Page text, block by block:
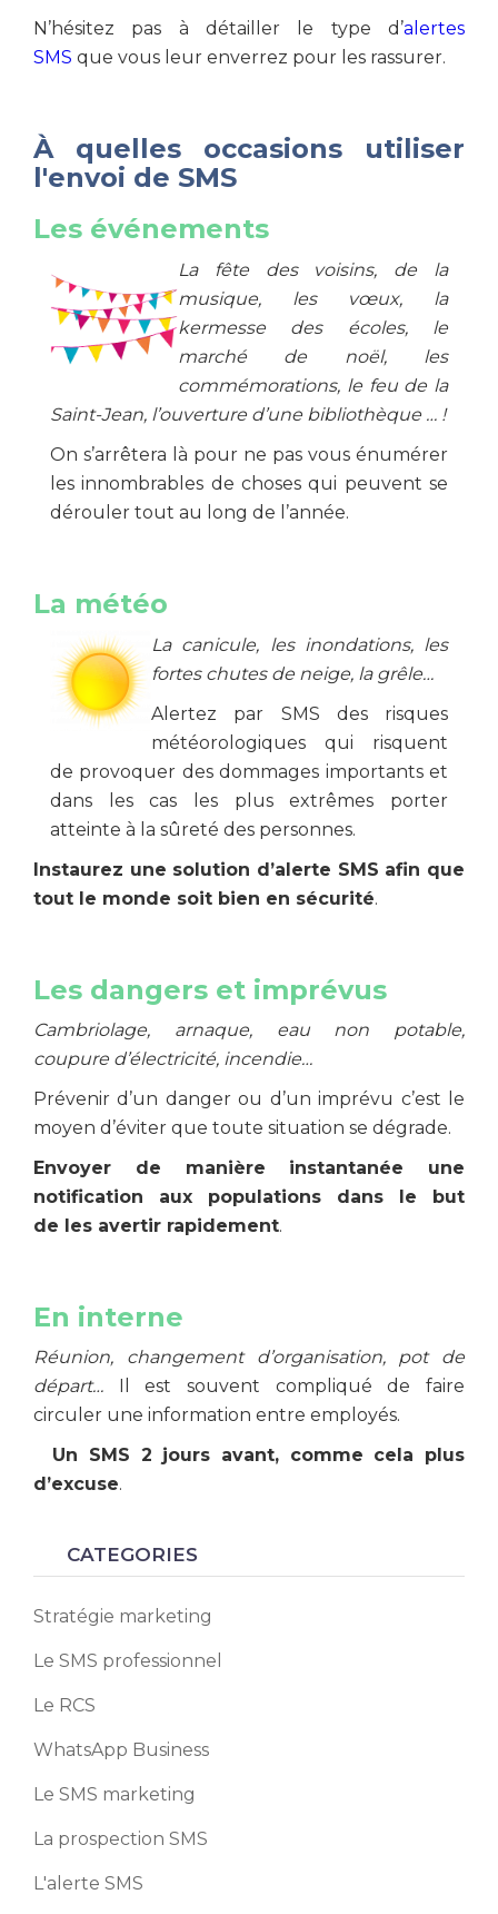
N’hésitez pas à détailler le type d’alertes
SMS que vous leur enverrez pour les rassurer.
À quelles occasions utiliser
l'envoi de SMS
Les événements
Lafête des voisins, de la
musique, les vœux, la
kermesse des écoles, le
marché de noël, les
commémorations, le feu de la
Saint-Jean, l’ouverture d’une bibliothèque … !
On s’arrêtera là pour ne pas vous énumérer
les innombrables de choses qui peuvent se
dérouler tout au long de l’année.
La météo
La canicule, les inondations, les
fortes chutes de neige, la grêle…
Alertez par SMS des risques
météorologiques qui risquent
de provoquer des dommages importants et
dans les cas les plus extrêmes porter
atteinte à la sûreté des personnes.
Instaurez une solution d’alerte SMS afin que
tout le monde soit bien en sécurité.
Les dangers et imprévus
Cambriolage, arnaque, eau non potable,
coupure d’électricité, incendie…
Prévenir d’un danger ou d’un imprévu c’est le
moyen d’éviter que toute situation se dégrade.
Envoyer de manière instantanée une
notification aux populations dans le but
de les avertir rapidement.
En interne
Réunion, changement d’organisation, pot de
départ… Il est souvent compliqué de faire
circuler une information entre employés.
Un SMS 2 jours avant, comme cela plus
d’excuse.
CATEGORIES
Stratégie marketing
Le SMS professionnel
Le RCS
WhatsApp Business
Le SMS marketing
La prospection SMS
L'alerte SMS